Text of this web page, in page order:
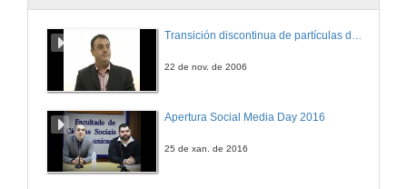
Conferencia
Conferencia
Transición discontinua de partículas de microgel termosensible
22 de nov. de 2006
Apertura Social Media Day 2016
25 de xan. de 2016